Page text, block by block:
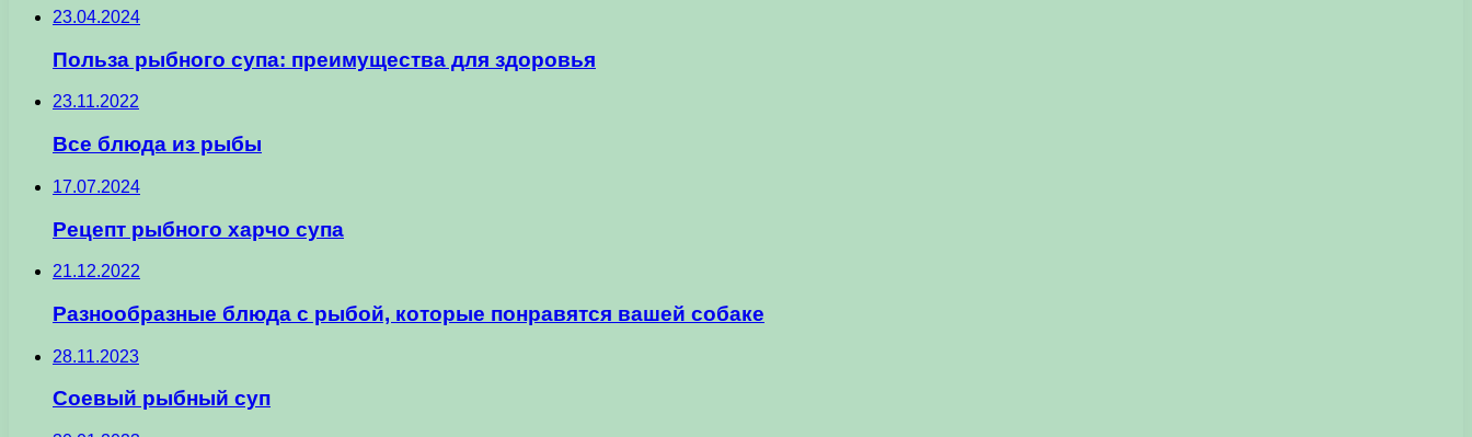
23.04.2024
Польза рыбного супа: преимущества для здоровья
23.11.2022
Все блюда из рыбы
17.07.2024
Рецепт рыбного харчо супа
21.12.2022
Разнообразные блюда с рыбой, которые понравятся вашей собаке
28.11.2023
Соевый рыбный суп